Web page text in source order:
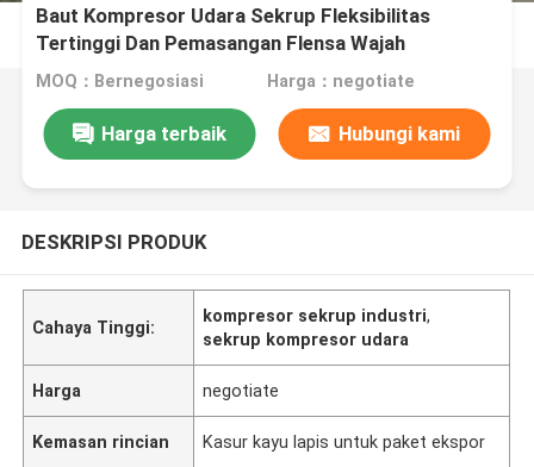
Baut Kompresor Udara Sekrup Fleksibilitas
Tertinggi Dan Pemasangan Flensa Wajah
MOQ：Bernegosiasi Harga：negotiate
Harga terbaik Hubungi kami
DESKRIPSI PRODUK
Cahaya Tinggi:
kompresor sekrup industri,
sekrup kompresor udara
Harga negotiate
Kemasan rincian Kasur kayu lapis untuk paket ekspor